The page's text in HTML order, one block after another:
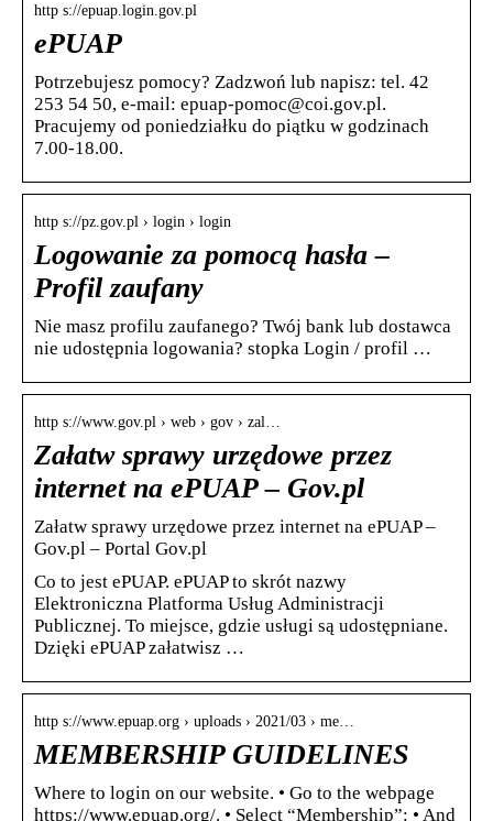
http s://epuap.login.gov.pl
ePUAP
Potrzebujesz pomocy? Zadzwoń lub napisz: tel. 42
253 54 50, e‑mail: epuap‑pomoc@coi.gov.pl.
Pracujemy od poniedziałku do piątku w godzinach
7.00-18.00.
http s://pz.gov.pl › login › login
Logowanie za pomocą hasła –
Profil zaufany
Nie masz profilu zaufanego? Twój bank lub dostawca
nie udostępnia logowania? stopka Login / profil …
http s://www.gov.pl › web › gov › zal…
Załatw sprawy urzędowe przez
internet na ePUAP – Gov.pl
Załatw sprawy urzędowe przez internet na ePUAP –
Gov.pl – Portal Gov.pl
Co to jest ePUAP. ePUAP to skrót nazwy
Elektroniczna Platforma Usług Administracji
Publicznej. To miejsce, gdzie usługi są udostępniane.
Dzięki ePUAP załatwisz …
http s://www.epuap.org › uploads › 2021/03 › me…
MEMBERSHIP GUIDELINES
Where to login on our website. • Go to the webpage
https://www.epuap.org/. • Select “Membership”: • And